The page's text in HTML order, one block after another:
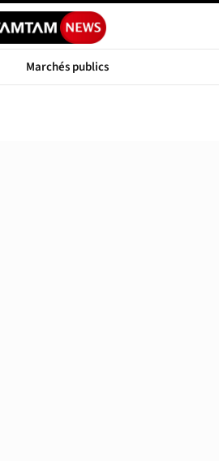
Marchés publics